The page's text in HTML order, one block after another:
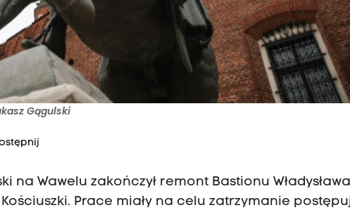
Gągulski
na Wawelu zakończył remont Bastionu
Prace miały na celu zatrzymanie